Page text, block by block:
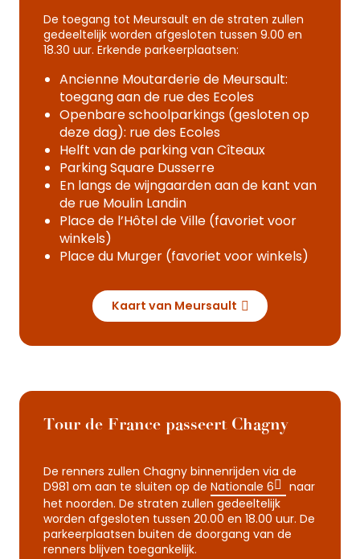
De toegang tot Meursault en de straten zullen
gedeeltelijk worden afgesloten tussen 9.00 en
18.30 uur. Erkende parkeerplaatsen:
Ancienne Moutarderie de Meursault:
toegang aan de rue des Ecoles
Openbare schoolparkings (gesloten op
deze dag): rue des Ecoles
Helft van de parking van Cîteaux
Parking Square Dusserre
En langs de wijngaarden aan de kant van
de rue Moulin Landin
Place de l’Hôtel de Ville (favoriet voor
winkels)
Place du Murger (favoriet voor winkels)
Kaart van Meursault
Tour de France passeert Chagny
De renners zullen Chagny binnenrijden via de
D981 om aan te sluiten op de Nationale 6
naar
het noorden. De straten zullen gedeeltelijk
worden afgesloten tussen 20.00 en 18.00 uur. De
parkeerplaatsen buiten de doorgang van de
renners blijven toegankelijk.